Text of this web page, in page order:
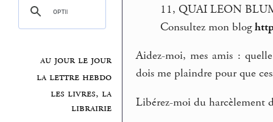
au jour le jour
la lettre hebdo
les livres, la
librairie
11, QUAI LEON
Consultez mon blog
Aidez-moi, mes amis :
dois me plaindre pour que
Libérez-moi du harcèlement